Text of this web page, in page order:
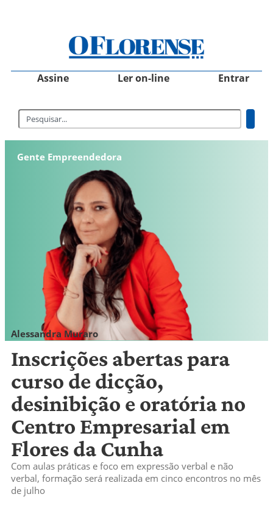
Assine Ler on-line Entrar
Gente Empreendedora
Alessandra Muraro
Inscrições abertas para
curso de dicção,
desinibição e oratória no
Centro Empresarial em
Flores da Cunha
Com aulas práticas e foco em expressão verbal e não
verbal, formação será realizada em cinco encontros no mês
de julho